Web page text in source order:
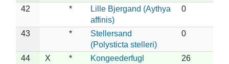
42 *
Lille Bjergand (Aythya
affinis)
0
43 *
Stellersand
(Polysticta stelleri)
0
44 X *
Kongeederfugl
26